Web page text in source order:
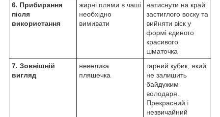
6. Прибирання
після
використання
жирні плями в чаші
необхідно
вимивати
натиснути на край
застиглого воску та
вийняти віск у
формі єдиного
красивого
шматочка
7. Зовнішній
вигляд
невелика
пляшечка
гарний кубик, який
не залишить
байдужим
володаря.
Прекрасний і
незвичайний